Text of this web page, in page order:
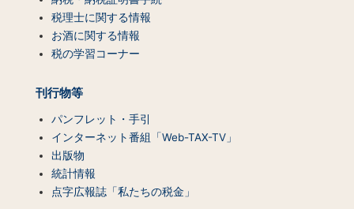
税理士に関する情報
お酒に関する情報
税の学習コーナー
刊行物等
パンフレット・手引
インターネット番組「Web-TAX-TV」
出版物
統計情報
点字広報誌「私たちの税金」